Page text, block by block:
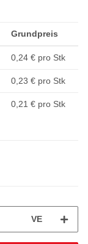
Grundpreis
0,24 € pro Stk
0,23 € pro Stk
0,21 € pro Stk
VE